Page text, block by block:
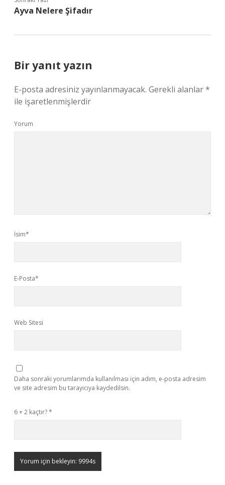
Ayva Nelere Şifadır
Bir yanıt yazın
E-posta adresiniz yayınlanmayacak. Gerekli alanlar*
ile işaretlenmişlerdir
Yorum
İsim*
E-Posta*
Web Sitesi
Daha sonraki yorumlarımda kullanılması için adım, e-posta adresim
ve site adresim bu tarayıcıya kaydedilsin.
6 + 2 kaçtır?*